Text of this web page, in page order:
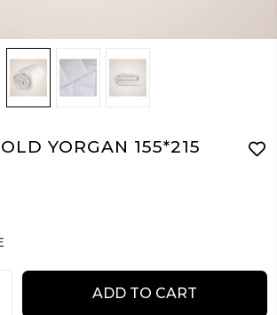
YORGAN 155*215
ADD TO CART